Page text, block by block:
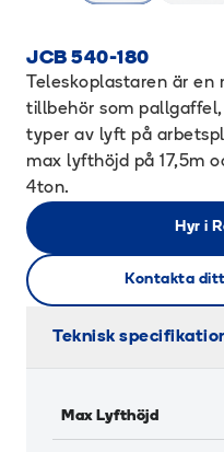
JCB 540-180
Teleskoplastaren är
tillbehör som
typer av lyft på
max lyfthöjd på 17,5m
4ton.
Hyr i
Kontakta
Teknisk
Max Lyfthöjd